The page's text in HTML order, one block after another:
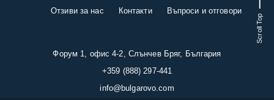
Отзиви за нас Контакти Въпроси и отговори
Форум 1, офис 4-2, Слънчев Бряг, България
+359 (888) 297-441
info@bulgarovo.com
Scroll Top